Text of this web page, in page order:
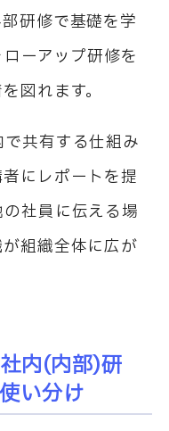
研修で基礎を学
ーアップ研修を
図れます。
共有する仕組み
にレポートを提
社員に伝える場
組織全体に広が
内(内部)研
い分け